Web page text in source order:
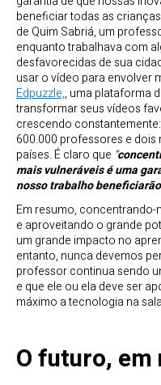
beneficiar todas as
de Quim Sabriá, um
enquanto trabalhava com
desfavorecidas de sua
usar o vídeo para envolver
Edpuzzle,, uma plataforma
transformar seus vídeos
crescendo
600.000 professores e dois
países. É claro que “
mais vulneráveis é uma
nosso trabalho
Em resumo,
e aproveitando o grande
um grande impacto no
entanto, nunca devemos
professor continua sendo
e que ele ou ela deve ser
máximo a tecnologia na
O futuro, em